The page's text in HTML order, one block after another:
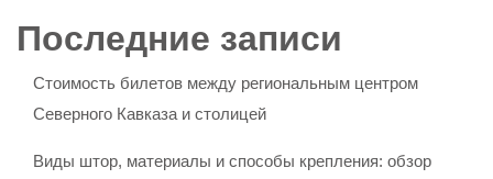
Последние записи
Стоимость билетов между региональным центром
Северного Кавказа и столицей
Виды штор, материалы и способы крепления: обзор